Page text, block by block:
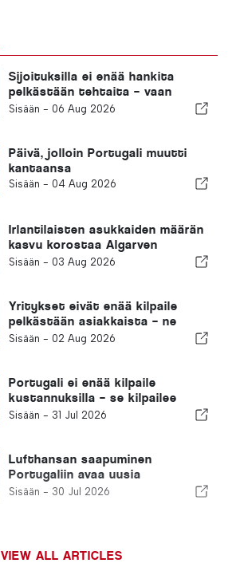
Sijoituksilla ei enää hankita
pelkästään tehtaita – vaan
tietoa
Sisään - 06 Aug 2026
Päivä, jolloin Portugali muutti
kantaansa
Sisään - 04 Aug 2026
Irlantilaisten asukkaiden määrän
kasvu korostaa Algarven
muuttumista ympärivuotiseksi
Sisään - 03 Aug 2026
Yritykset eivät enää kilpaile
pelkästään asiakkaista – ne
kilpailevat osaavasta
Sisään - 02 Aug 2026
Portugali ei enää kilpaile
kustannuksilla – se kilpailee
ekosysteemeillä
Sisään - 31 Jul 2026
Lufthansan saapuminen
Portugaliin avaa uusia
mahdollisuuksia
Sisään - 30 Jul 2026
VIEW ALL ARTICLES